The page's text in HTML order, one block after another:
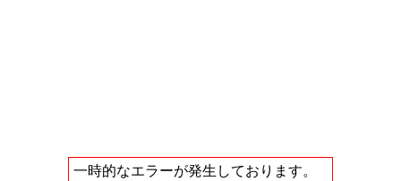
一時的なエラーが発生しております。